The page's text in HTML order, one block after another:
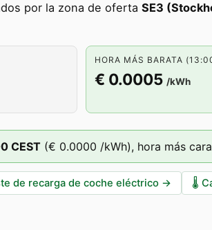
por la zona de oferta SE3
HORA MÁS BARATA
€ 0.0005 /kWh
CEST (€ 0.0000 /kWh), hora más
de recarga de coche eléctrico → 🌡️